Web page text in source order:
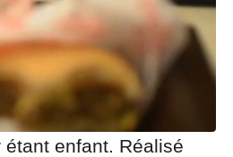
étant enfant. Réalisé